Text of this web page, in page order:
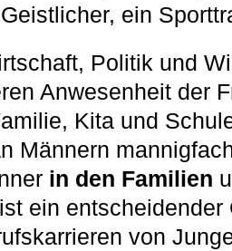
ein
Politik und
Anwesenheit der
Kita und
Männern
in den Familien
ein
von